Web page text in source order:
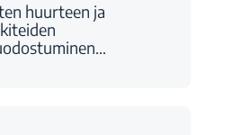
huurteen ja
…